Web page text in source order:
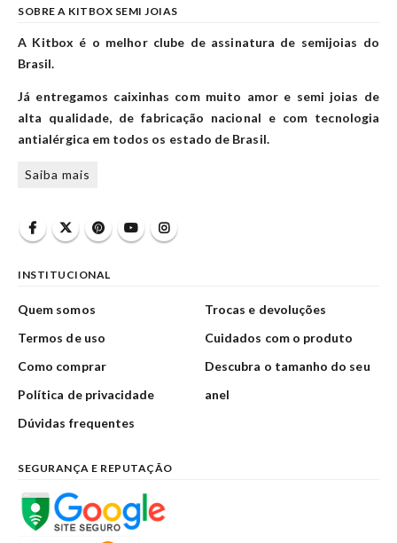
SOBRE A KITBOX SEMI JOIAS
A Kitbox é o melhor clube de assinatura de semijoias do
Brasil.
Já entregamos caixinhas com muito amor e semi joias de
alta qualidade, de fabricação nacional e com tecnologia
antialérgica em todos os estado de Brasil.
Saiba mais
INSTITUCIONAL
Quem somos
Termos de uso
Como comprar
Política de privacidade
Dúvidas frequentes
Trocas e devoluções
Cuidados com o produto
Descubra o tamanho do seu
anel
SEGURANÇA E REPUTAÇÃO